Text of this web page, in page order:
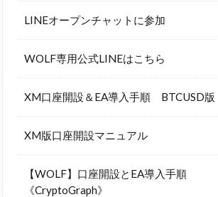
LINEオープンチャットに参加
WOLF専用公式LINEはこちら
XM口座開設＆EA導入手順 BTCUSD版
XM版口座開設マニュアル
【WOLF】口座開設とEA導入手順
《CryptoGraph》